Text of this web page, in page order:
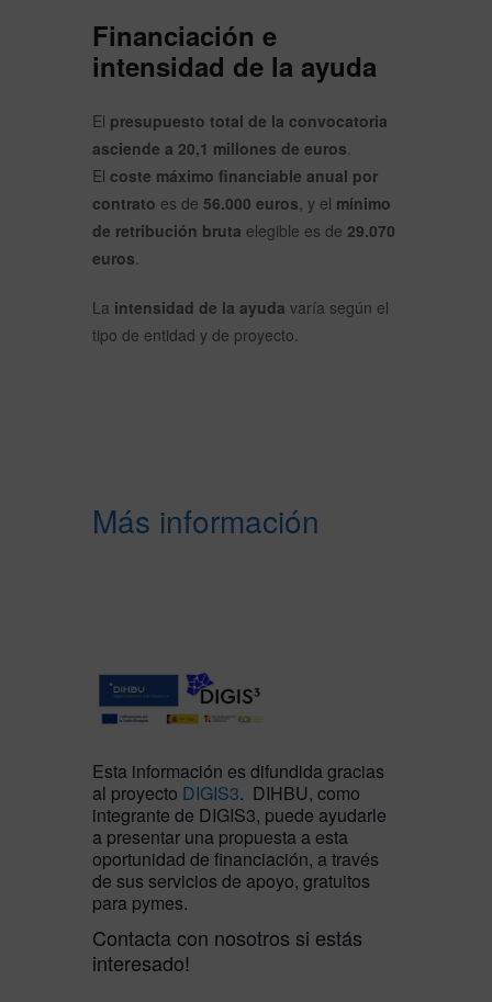
Financiación e
intensidad de la ayuda
El presupuesto total de la convocatoria
asciende a 20,1 millones de euros.
El coste máximo financiable anual por
contrato es de 56.000 euros, y el mínimo
de retribución bruta elegible es de 29.070
euros.
La intensidad de la ayuda varía según el
tipo de entidad y de proyecto.
Más información
Esta información es difundida gracias
al proyecto DIGIS3. DIHBU, como
integrante de DIGIS3, puede ayudarle
a presentar una propuesta a esta
oportunidad de financiación, a través
de sus servicios de apoyo, gratuitos
para pymes.
Contacta con nosotros si estás
interesado!